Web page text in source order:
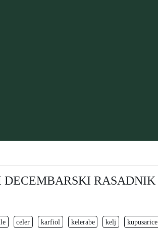
DECEMBARSKI RASADNIK
celer karfiol kelerabe kelj kupusarice